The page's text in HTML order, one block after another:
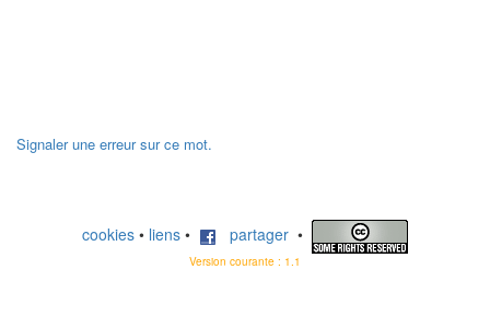
Signaler une erreur sur ce mot.
cookies • liens • partager •
Version courante : 1.1